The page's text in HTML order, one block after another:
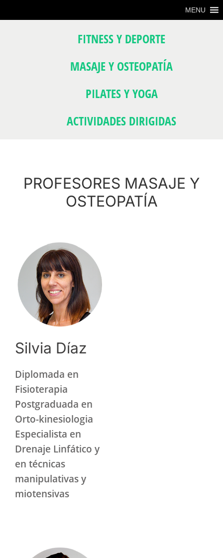
al
al
MENU
FITNESS Y DEPORTE
MASAJE Y OSTEOPATÍA
PILATES Y YOGA
ACTIVIDADES DIRIGIDAS
PROFESORES MASAJE Y
OSTEOPATÍA
Silvia Díaz
Diplomada en
Fisioterapia
Postgraduada en
Orto-kinesiologia
Especialista en
Drenaje Linfático y
en técnicas
manipulativas y
miotensivas